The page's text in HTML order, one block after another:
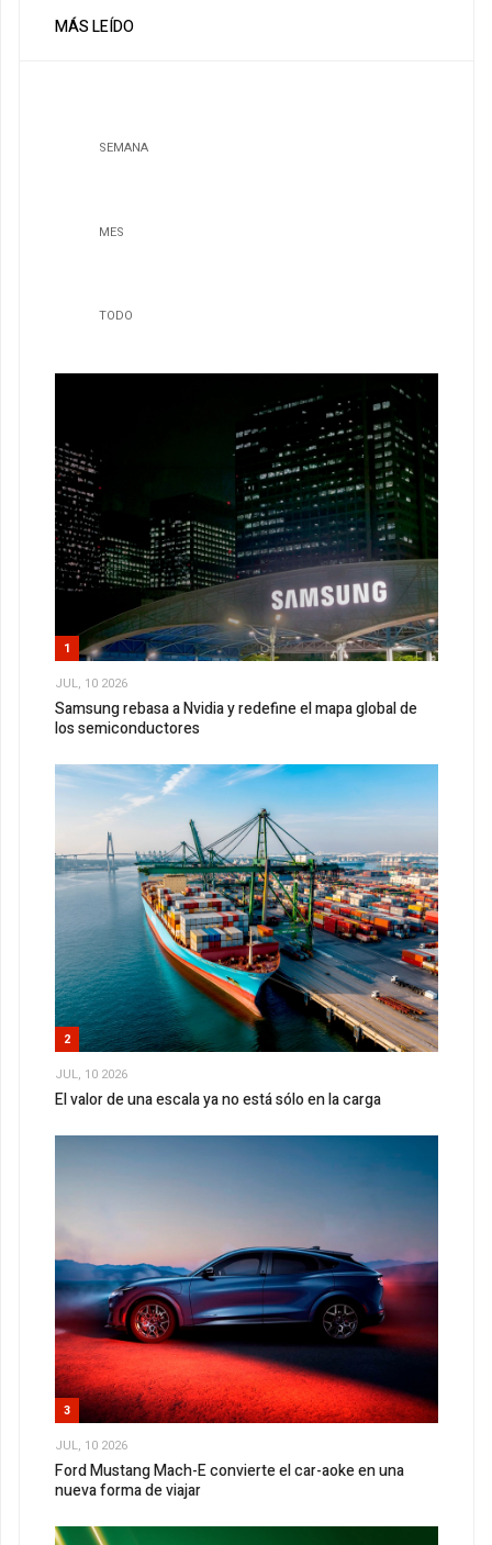
MÁS LEÍDO
SEMANA
MES
TODO
1
JUL, 10 2026
Samsung rebasa a Nvidia y redefine el mapa global de
los semiconductores
2
JUL, 10 2026
El valor de una escala ya no está sólo en la carga
3
JUL, 10 2026
Ford Mustang Mach-E convierte el car-aoke en una
nueva forma de viajar